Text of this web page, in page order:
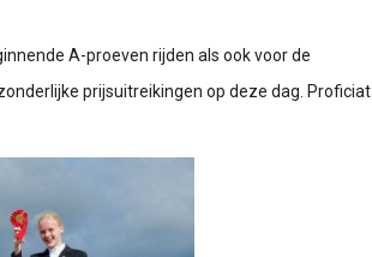
A-proeven rijden als ook voor de
prijsuitreikingen op deze dag. Proficiat